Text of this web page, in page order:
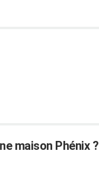
maison Phénix ?